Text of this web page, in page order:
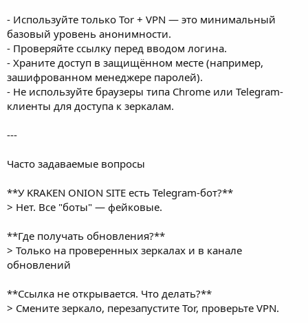
- Используйте только Tor + VPN — это минимальный
базовый уровень анонимности.
- Проверяйте ссылку перед вводом логина.
- Храните доступ в защищённом месте (например,
зашифрованном менеджере паролей).
- Не используйте браузеры типа Chrome или Telegram-
клиенты для доступа к зеркалам.
---
Часто задаваемые вопросы
**У KRAKEN ONION SITE есть Telegram-бот?**
> Нет. Все "боты" — фейковые.
**Где получать обновления?**
> Только на проверенных зеркалах и в канале
обновлений
**Ссылка не открывается. Что делать?**
> Смените зеркало, перезапустите Tor, проверьте VPN.